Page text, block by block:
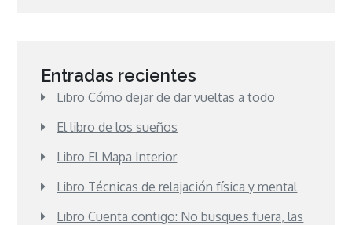
Entradas recientes
Libro Cómo dejar de dar vueltas a todo
El libro de los sueños
Libro El Mapa Interior
Libro Técnicas de relajación física y mental
Libro Cuenta contigo: No busques fuera, las